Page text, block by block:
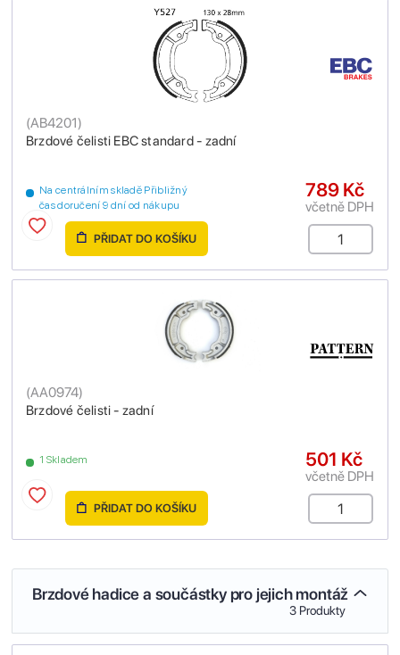
Brzdové čelisti EBC standard - zadní
(AB4201)
Na centrálním skladě Přibližný
čas doručení 9 dní od nákupu
789 Kč
včetně DPH
PŘIDAT DO KOŠÍKU
Brzdové čelisti - zadní
(AA0974)
1 Skladem 501 Kč
včetně DPH
PŘIDAT DO KOŠÍKU
Brzdové hadice a součástky pro jejich montáž
3 Produkty